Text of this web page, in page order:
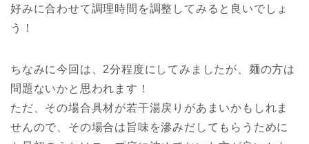
好みに合わせて調理時間を調整してみると良いでしょ
う！
ちなみに今回は、2分程度にしてみましたが、麺の方は
問題ないかと思われます！
ただ、その場合具材が若干湯戻りがあまいかもしれま
せんので、その場合は旨味を滲みだしてもらうために